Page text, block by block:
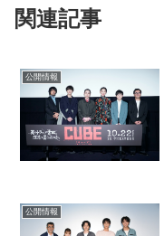
関連記事
公開情報
公開情報